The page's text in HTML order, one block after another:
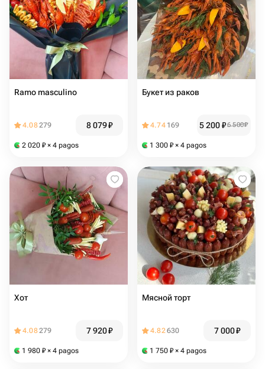
Ramo masculino
4.08279 8 079₽
2 020 ₽ × 4 pagos
Букет из раков
4.74 169 5 200₽6 500₽
1 300 ₽ × 4 pagos
Хот
4.08279 7 920₽
1 980 ₽ × 4 pagos
Мясной торт
4.82630 7 000₽
1 750 ₽ × 4 pagos